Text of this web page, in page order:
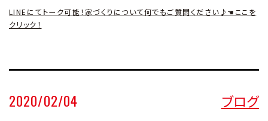
LINEにてトーク可能！家づくりについて何でもご質問ください♪☚ここを
クリック！
2020/02/04 ブログ